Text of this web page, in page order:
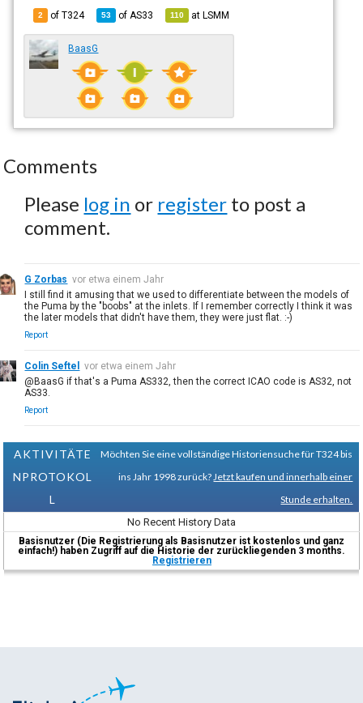
2 of T324 53 of AS33 110 atLSMM
BaasG
Comments
Please log in or register to post a
comment.
G Zorbas vor etwa einem Jahr
I still find it amusing that we used to differentiate between the models of
the Puma by the "boobs" at the inlets. If I remember correctly I think it was
the later models that didn't have them, they were just flat. :-)
Report
Colin Seftel
vor etwa einem Jahr
@BaasG if that's a Puma AS332, then the correct ICAO code is AS32, not
AS33.
Report
AKTIVITÄTE
NPROTOKOL
L
Möchten Sie eine vollständige Historiensuche für T324 bis
ins Jahr 1998 zurück? Jetzt kaufen und innerhalb einer
Stunde erhalten.
No Recent History Data
Basisnutzer (Die Registrierung als Basisnutzer ist kostenlos und ganz
einfach!) haben Zugriff auf die Historie der zurückliegenden 3 months.
Registrieren